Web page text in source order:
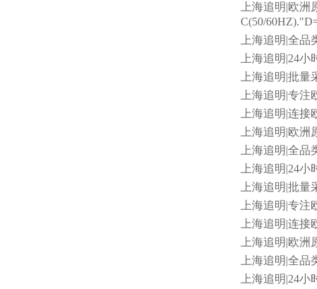
上海追明|欧洲
C(50/
上海追明|全品
上海追明|24小
上海追明|批量
上海追明|专注
上海追明|连接
上海追明|欧洲
上海追明|全品
上海追明|24小
上海追明|批量
上海追明|专注
上海追明|连接
上海追明|欧洲
上海追明|全品
上海追明|24小